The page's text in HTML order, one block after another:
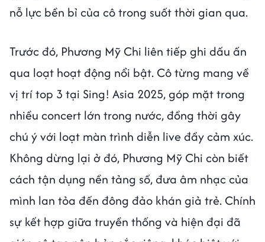
nỗ lực bền bỉ của cô trong suốt thời gian qua.
Trước đó, Phương Mỹ Chi liên tiếp ghi dấu ấn
qua loạt hoạt động nổi bật. Cô từng mang về
vị trí top 3 tại Sing! Asia 2025, góp mặt trong
nhiều concert lớn trong nước, đồng thời gây
chú ý với loạt màn trình diễn live đầy cảm xúc.
Không dừng lại ở đó, Phương Mỹ Chi còn biết
cách tận dụng nền tảng số, đưa âm nhạc của
mình lan tỏa đến đông đảo khán giả trẻ. Chính
sự kết hợp giữa truyền thống và hiện đại đã